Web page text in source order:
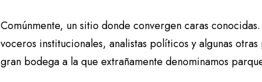
Comúnmente, un sitio donde convergen caras
voceros institucionales, analistas políticos y algunas
gran bodega a la que extrañamente denominamos